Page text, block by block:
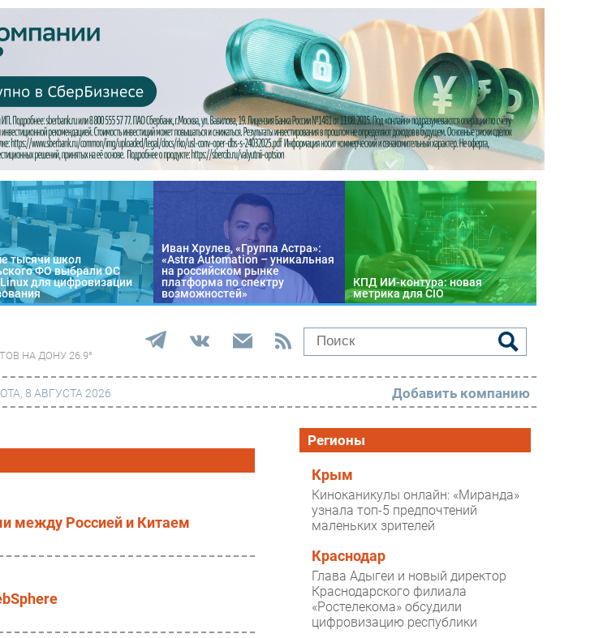
тысячи школ
ФО выбрали ОС
для цифровизации
Иван Хрулев, «Группа Астра»:
«Astra Automation – уникальная
на российском рынке
платформа по спектру
возможностей»
КПД ИИ-контура: новая
метрика для CIO
НА ДОНУ 26.9°
Финансы
Безопасность
Инновации
Гаджеты
РАЗДЕЛЫ
Новости
Аналитика
Интервью
Мероприятия
Проекты
IT класс
8 АВГУСТА 2026 Добавить компанию
между Россией и Китаем
Регионы
Крым
Киноканикулы онлайн: «Миранда»
узнала топ-5 предпочтений
маленьких зрителей
Краснодар
Глава Адыгеи и новый директор
Краснодарского филиала
«Ростелекома» обсудили
цифровизацию республики